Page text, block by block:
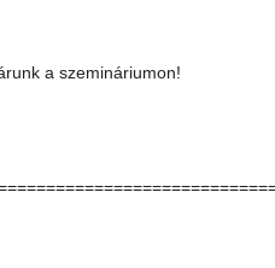
a szemináriumon!